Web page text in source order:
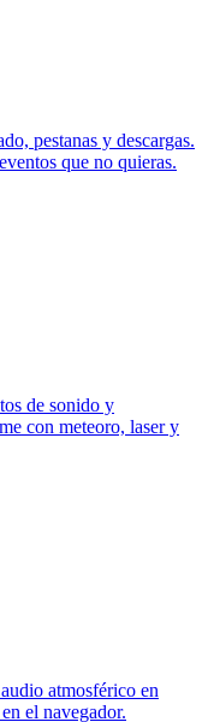
pestanas y descargas.
que no quieras.
de sonido y
con meteoro, laser y
atmosférico en
el navegador.